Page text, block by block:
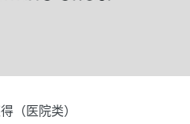
（医院类）